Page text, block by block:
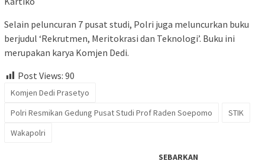
Selain peluncuran 7 pusat studi, Polri juga meluncurkan buku
berjudul ‘Rekrutmen, Meritokrasi dan Teknologi’. Buku ini
merupakan karya Komjen Dedi.
Post Views: 90
Komjen Dedi Prasetyo
Polri Resmikan Gedung Pusat Studi Prof Raden Soepomo
STIK
Wakapolri
SEBARKAN